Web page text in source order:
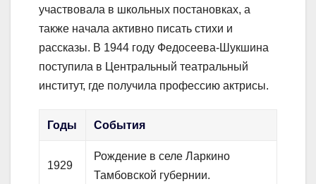
участвовала в школьных постановках, а
также начала активно писать стихи и
рассказы. В 1944 году Федосеева-Шукшина
поступила в Центральный театральный
институт, где получила профессию актрисы.
Годы События
1929
Рождение в селе Ларкино
Тамбовской губернии.